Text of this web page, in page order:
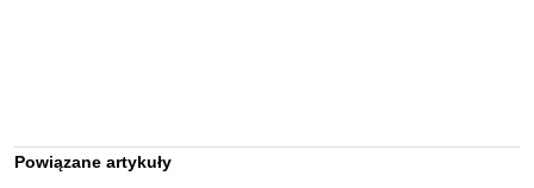
Powiązane artykuły